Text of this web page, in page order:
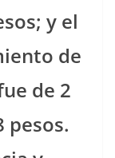
y el
de
de 2
pesos.